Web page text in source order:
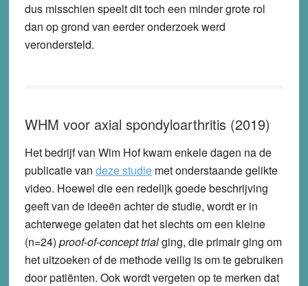
dus misschien speelt dit toch een minder grote rol
dan op grond van eerder onderzoek werd
verondersteld.
WHM voor axial spondyloarthritis (2019)
Het bedrijf van Wim Hof kwam enkele dagen na de
publicatie van deze studiemet onderstaande gelikte
video. Hoewel die een redelijk goede beschrijving
geeft van de ideeën achter de studie, wordt er in
achterwege gelaten dat het slechts om een kleine
(n=24) proof-of-concept trialging, die primair ging om
het uitzoeken of de methode veilig is om te gebruiken
door patiënten. Ook wordt vergeten op te merken dat